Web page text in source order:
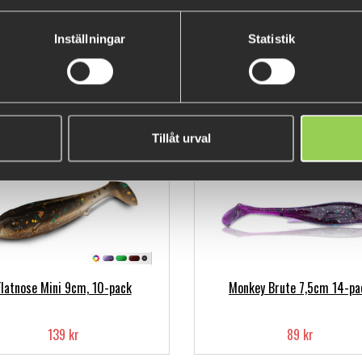
Inställningar Statistik
Tillåt urval
Brute 7,5cm 14-pack
89 kr
Nettel Mini - 6-pack
99 kr
Mini 9cm, 10-pack
139 kr
Monkey Brute 7,5cm 14-
89 kr